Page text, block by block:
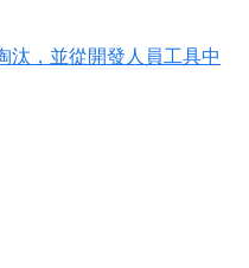
汰，並從開發人員工具中